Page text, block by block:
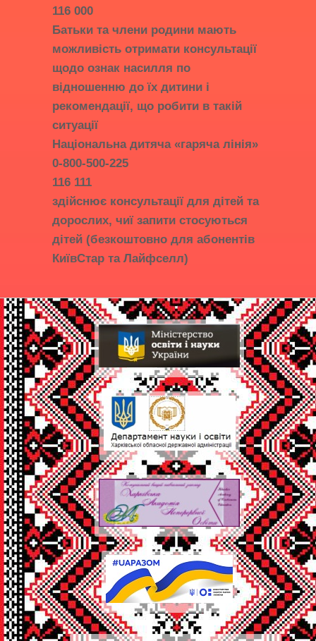
116 000
Батьки та члени родини мають
можливість отримати консультації
щодо ознак насилля по
відношенню до їх дитини і
рекомендації, що робити в такій
ситуації
Національна дитяча «гаряча лінія»
0-800-500-225
116 111
здійснює консультації для дітей та
дорослих, чиї запити стосуються
дітей (безкоштовно для абонентів
КиївСтар та Лайфселл)